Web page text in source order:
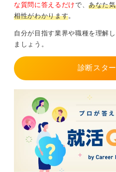
ここでは自身のコーディネ
買層に響くトーン＆マナーを
ファッション誌の編集者やラ
の仕事では、トレンド記事を
準備としては、まず興味のあ
学び、「このブランドのコン
ならどうコーディネートする
グで発信してポートフォリ
ショップスタッフを目指す場
トで積みながら、自分のコー
チェックしてもらい、フィ
が早まります。
な質問に答えるだけで、あなた
相性がわかります。
自分が目指す業界や職種を理解
ましょう。
診断スタ